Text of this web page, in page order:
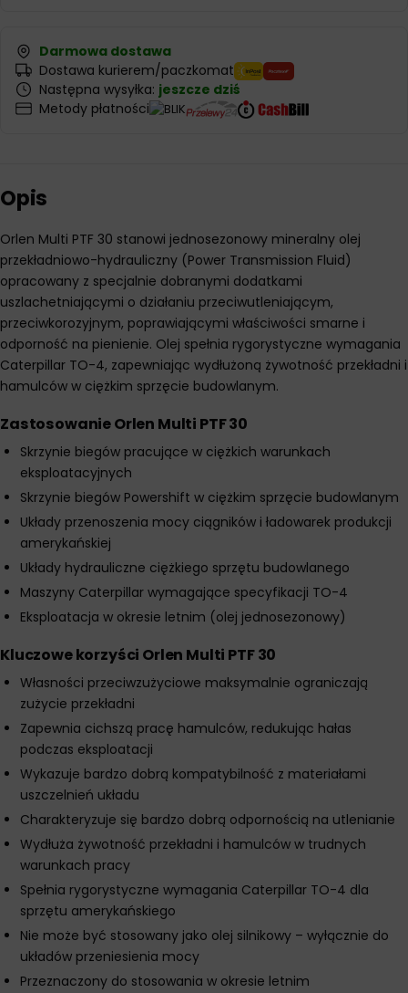
Darmowa dostawa
Dostawa kurierem/paczkomat
Następna wysyłka: jeszcze dziś
Metody płatności
Opis
Orlen Multi PTF 30 stanowi jednosezonowy mineralny olej
przekładniowo-hydrauliczny (Power Transmission Fluid)
opracowany z specjalnie dobranymi dodatkami
uszlachetniającymi o działaniu przeciwutleniającym,
przeciwkorozyjnym, poprawiającymi właściwości smarne i
odporność na pienienie. Olej spełnia rygorystyczne wymagania
Caterpillar TO-4, zapewniając wydłużoną żywotność przekładni i
hamulców w ciężkim sprzęcie budowlanym.
Zastosowanie Orlen Multi PTF 30
Skrzynie biegów pracujące w ciężkich warunkach
eksploatacyjnych
Skrzynie biegów Powershift w ciężkim sprzęcie budowlanym
Układy przenoszenia mocy ciągników i ładowarek produkcji
amerykańskiej
Układy hydrauliczne ciężkiego sprzętu budowlanego
Maszyny Caterpillar wymagające specyfikacji TO-4
Eksploatacja w okresie letnim (olej jednosezonowy)
Kluczowe korzyści Orlen Multi PTF 30
Własności przeciwzużyciowe maksymalnie ograniczają
zużycie przekładni
Zapewnia cichszą pracę hamulców, redukując hałas
podczas eksploatacji
Wykazuje bardzo dobrą kompatybilność z materiałami
uszczelnień układu
Charakteryzuje się bardzo dobrą odpornością na utlenianie
Wydłuża żywotność przekładni i hamulców w trudnych
warunkach pracy
Spełnia rygorystyczne wymagania Caterpillar TO-4 dla
sprzętu amerykańskiego
Nie może być stosowany jako olej silnikowy – wyłącznie do
układów przeniesienia mocy
Przeznaczony do stosowania w okresie letnim